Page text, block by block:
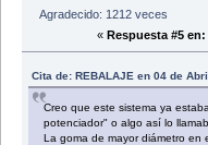
Agradecido: 1212 veces
« Respuesta #5 en:
Cita de: REBALAJE en 04 de
Creo que este sistema ya
potenciador" o algo así lo
La goma de mayor diámetro en